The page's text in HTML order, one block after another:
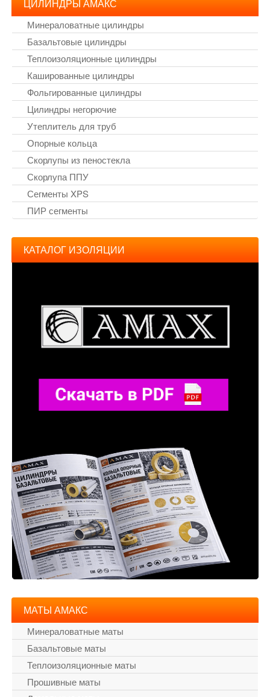
ЦИЛИНДРЫ АМАКС
Минераловатные цилиндры
Базальтовые цилиндры
Теплоизоляционные цилиндры
Кашированные цилиндры
Фольгированные цилиндры
Цилиндры негорючие
Утеплитель для труб
Опорные кольца
Скорлупы из пеностекла
Скорлупа ППУ
Сегменты XPS
ПИР сегменты
КАТАЛОГ ИЗОЛЯЦИИ
МАТЫ АМАКС
Минераловатные маты
Базальтовые маты
Теплоизоляционные маты
Прошивные маты